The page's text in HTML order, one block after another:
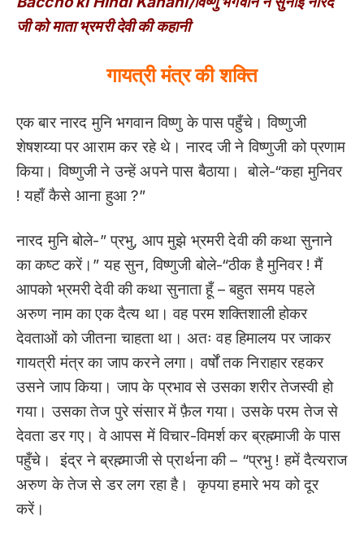
जी को माता भ्रमरी देवी की कहानी
गायत्री मंत्र की शक्ति
एक बार नारद मुनि भगवान विष्णु के पास पहुँचे। विष्णुजी
शेषशय्या पर आराम कर रहे थे। नारद जी ने विष्णुजी को प्रणाम
किया। विष्णुजी ने उन्हें अपने पास बैठाया। बोले-“कहा मुनिवर
! यहाँ कैसे आना हुआ ?”
नारद मुनि बोले-” प्रभु, आप मुझे भ्रमरी देवी की कथा सुनाने
का कष्ट करें।” यह सुन, विष्णुजी बोले-“ठीक है मुनिवर ! मैं
आपको भ्रमरी देवी की कथा सुनाता हूँ – बहुत समय पहले
अरुण नाम का एक दैत्य था। वह परम शक्तिशाली होकर
देवताओं को जीतना चाहता था। अतः वह हिमालय पर जाकर
गायत्री मंत्र का जाप करने लगा। वर्षों तक निराहार रहकर
उसने जाप किया। जाप के प्रभाव से उसका शरीर तेजस्वी हो
गया। उसका तेज पुरे संसार में फ़ैल गया। उसके परम तेज से
देवता डर गए। वे आपस में विचार-विमर्श कर ब्रह्म्माजी के पास
पहुँचे। इंद्र ने ब्रह्म्माजी से प्रार्थना की – “प्रभु ! हमें दैत्यराज
अरुण के तेज से डर लग रहा है। कृपया हमारे भय को दूर
करें।